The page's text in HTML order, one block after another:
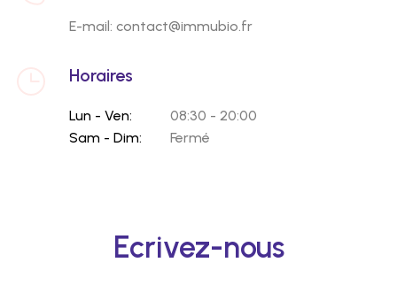
E-mail: contact@immubio.fr
Horaires
Lun - Ven:
08:30 - 20:00
Sam - Dim:
Fermé
Ecrivez-nous